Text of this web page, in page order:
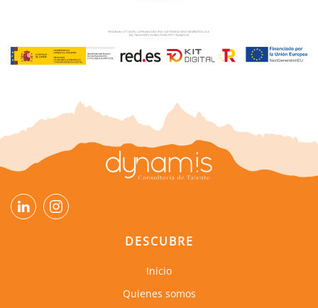
DESCUBRE
Inicio
Quienes somos